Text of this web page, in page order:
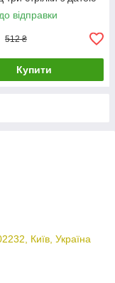
( код:
3 )
відправки
512 ₴
Купити
Київ, Україна